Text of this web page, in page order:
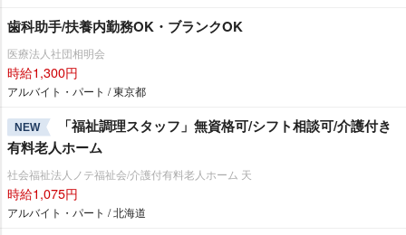
歯科助手/扶養内勤務OK・ブランクOK
医療法人社団相明会
時給1,300円
アルバイト・パート / 東京都
NEW
「福祉調理スタッフ」無資格可/シフト相談可/介護付き
有料老人ホーム
社会福祉法人ノテ福祉会/介護付有料老人ホーム 天
時給1,075円
アルバイト・パート / 北海道